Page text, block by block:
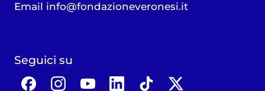
Email info@fondazioneveronesi.it
Seguici su